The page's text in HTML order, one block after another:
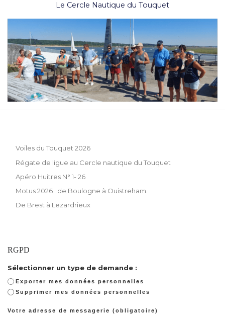
Le Cercle Nautique du Touquet
Voiles du Touquet 2026
Régate de ligue au Cercle nautique du Touquet
Apéro Huitres N° 1- 26
Motus 2026 : de Boulogne à Ouistreham.
De Brest à Lezardrieux
RGPD
Sélectionner un type de demande :
Exporter mes données personnelles
Supprimer mes données personnelles
Votre adresse de messagerie (obligatoire)